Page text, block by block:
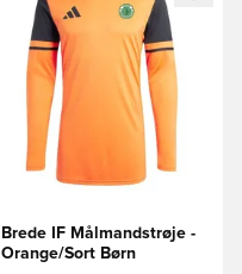
Brede IF Målmandstrøje -
Orange/Sort Børn